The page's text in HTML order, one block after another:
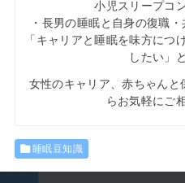
小児スリープコ
・長男の睡眠と自身の復職
「キャリアと睡眠を味方につ
したい」
女性のキャリア、赤ちゃんと
らお気軽にご
睡眠豆知識